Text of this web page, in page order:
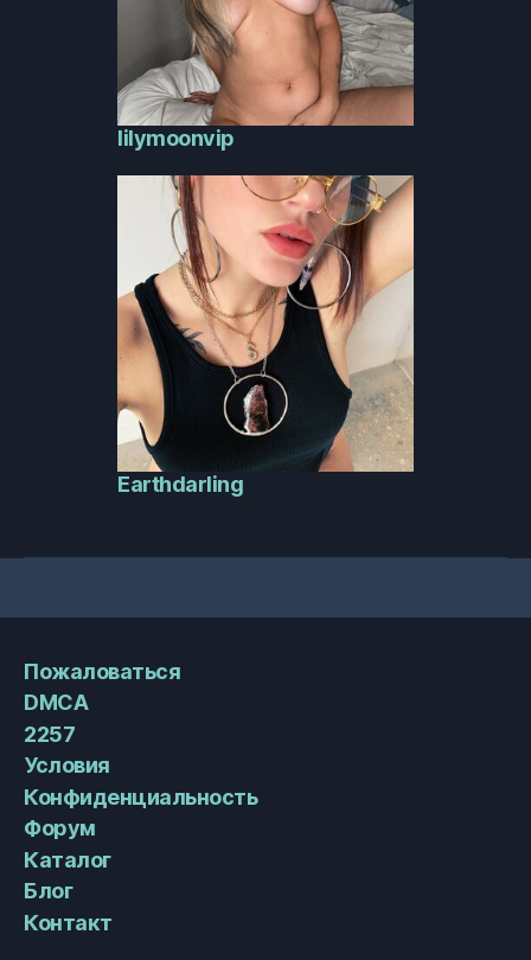
lilymoonvip
Earthdarling
Пожаловаться
DMCA
2257
Условия
Конфиденциальность
Форум
Каталог
Блог
Контакт